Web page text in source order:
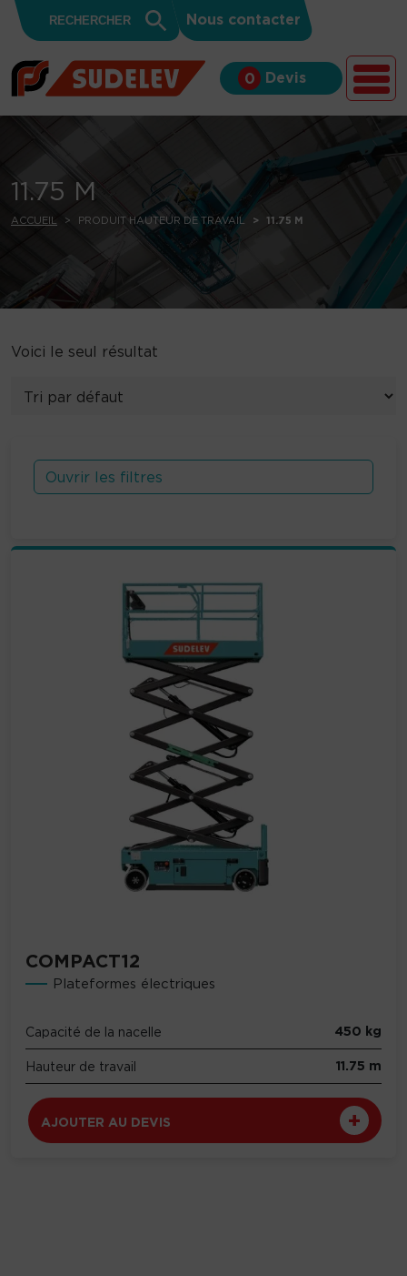
Skip to content
for:
Search
Button
Nous contacter
0 Devis
11.75 M
ACCUEIL PRODUIT HAUTEUR DE TRAVAIL 11.75 M
Voici le seul résultat
Ouvrir les filtres
COMPACT12
Plateformes électriques
Capacité de la nacelle 450 kg
Hauteur de travail 11.75 m
AJOUTER AU DEVIS